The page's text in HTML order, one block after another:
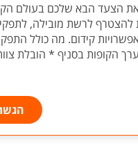
הצעד הבא שלכם בעולם
להצטרף לרשת מובילה,
קידום. מה כולל
הקופות בסניף * הובלת